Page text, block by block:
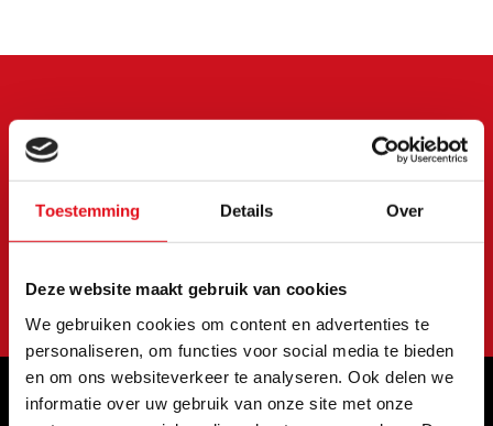
Toestemming Details Over
Deze website maakt gebruik van cookies
We gebruiken cookies om content en advertenties te
personaliseren, om functies voor social media te bieden
en om ons websiteverkeer te analyseren. Ook delen we
informatie over uw gebruik van onze site met onze
Meld je aan voor onze
nieuwsbrief
Blijf op de hoogte van onze laatste acties en